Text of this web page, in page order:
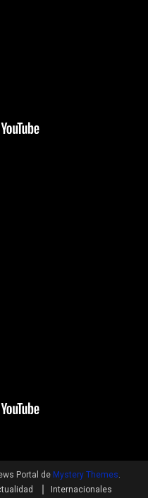
Portal de Mystery Themes.
Internacionales